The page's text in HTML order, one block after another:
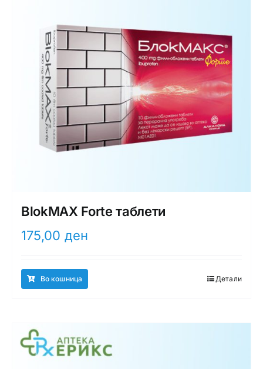
BlokMAX Forte таблети
175,00 ден
Во кошница Детали